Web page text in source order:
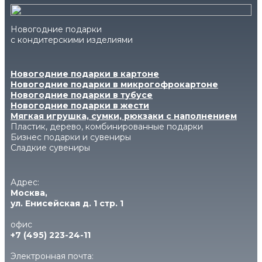
Новогодние подарки
с кондитерскими изделиями
Новогодние подарки в картоне
Новогодние подарки в микрогофрокартоне
Новогодние подарки в тубусе
Новогодние подарки в жести
Мягкая игрушка, сумки, рюкзаки с наполнением
Пластик, дерево, комбинированные подарки
Бизнес подарки и сувениры
Сладкие сувениры
Адрес:
Москва,
ул. Енисейская д. 1 стр. 1
офис
+7 (495) 223-24-11
Электронная почта: